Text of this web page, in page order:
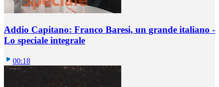
Addio Capitano: Franco Baresi, un grande italiano -
Lo speciale integrale
00:18